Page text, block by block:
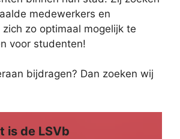
medewerkers en
zo optimaal mogelijk te
voor studenten!
bijdragen? Dan zoeken wij
is de LSVb